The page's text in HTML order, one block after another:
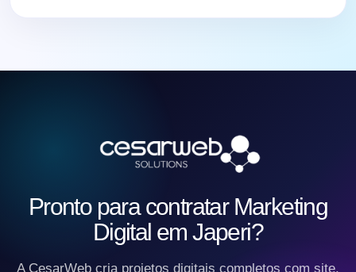
Pronto para contratar Marketing
Digital em Japeri?
A CesarWeb cria projetos digitais completos com site,